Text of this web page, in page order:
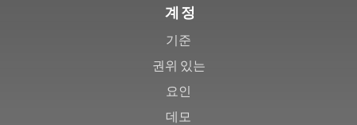
계정
기준
권위 있는
요인
데모